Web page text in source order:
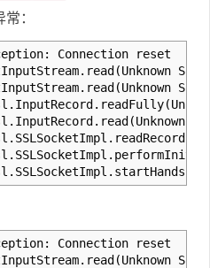
：
Connection reset
Connection reset